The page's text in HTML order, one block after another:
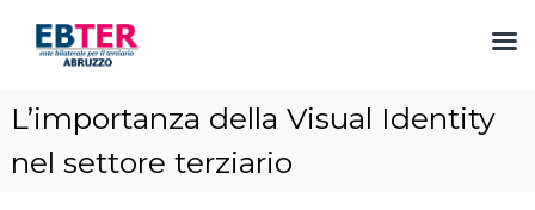
L’importanza della Visual Identity
nel settore terziario